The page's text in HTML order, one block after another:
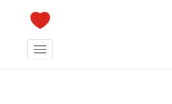
Toggle navigation